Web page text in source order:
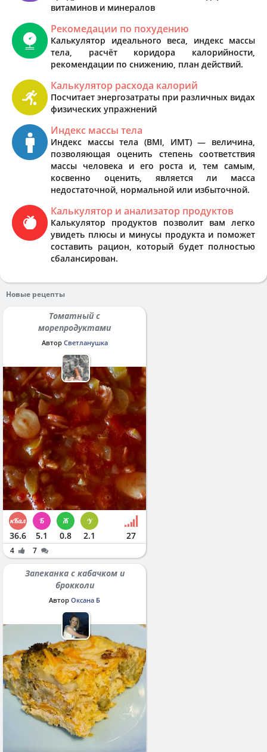
витаминов и минералов
Рекомедации по похудению
Калькулятор идеального веса, индекс массы
тела, расчёт коридора калорийности,
рекомендации по снижению, план действий.
Калькулятор расхода калорий
Посчитает энергозатраты при различных видах
физических упражнений
Индекс массы тела
Индекс массы тела (BMI, ИМТ) — величина,
позволяющая оценить степень соответствия
массы человека и его роста и, тем самым,
косвенно оценить, является ли масса
недостаточной, нормальной или избыточной.
Калькулятор и анализатор продуктов
Калькулятор продуктов позволит вам легко
увидеть плюсы и минусы продукта и поможет
составить рацион, который будет полностью
сбалансирован.
Новые рецепты
Томатный с
морепродуктами
Автор Светланушка
36.6 5.1 0.8 2.1 27
4 7
Запеканка с кабачком и
брокколи
Автор Оксана Б